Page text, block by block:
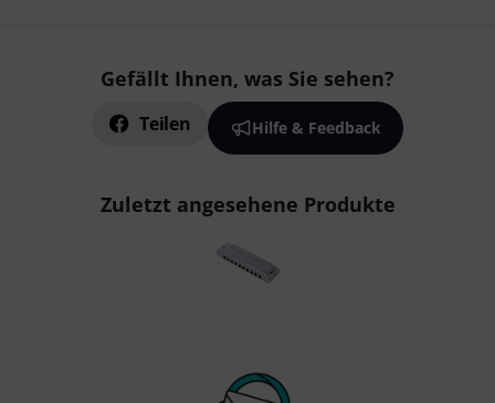
Gefällt Ihnen, was Sie sehen?
Teilen Hilfe & Feedback
Zuletzt angesehene Produkte